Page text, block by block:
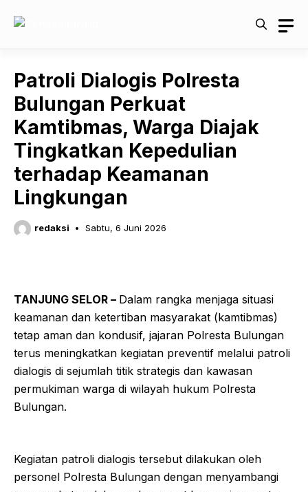
Patroli Dialogis Polresta
Bulungan Perkuat
Kamtibmas, Warga Diajak
Tingkatkan Kepedulian
terhadap Keamanan
Lingkungan
redaksi Sabtu, 6 Juni 2026
TANJUNG SELOR – Dalam rangka menjaga situasi
keamanan dan ketertiban masyarakat (kamtibmas)
tetap aman dan kondusif, jajaran Polresta Bulungan
terus meningkatkan kegiatan preventif melalui patroli
dialogis di sejumlah titik strategis dan kawasan
permukiman warga di wilayah hukum Polresta
Bulungan.
Kegiatan patroli dialogis tersebut dilakukan oleh
personel Polresta Bulungan dengan menyambangi